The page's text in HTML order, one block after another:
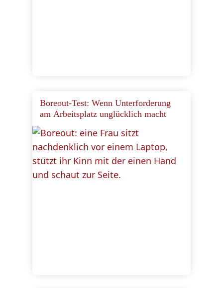
Boreout-Test: Wenn Unterforderung
am Arbeitsplatz unglücklich macht